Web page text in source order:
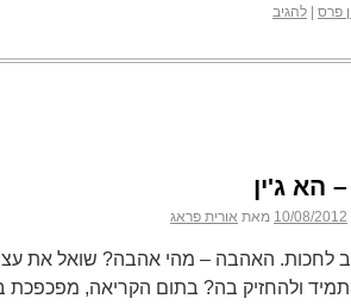
פרס להגיב
הא ג'ין
10/08/2012 מאת אורית פראג
לחכות. האהבה – מהי אהבה? שואל את
ולהחזיק בה? בתום הקריאה, מפכפכת